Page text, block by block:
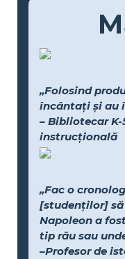
„Folosind
încântați și au
– Bibliotecar
instrucțională
„Fac o
[studenților]
Napoleon a
tip rău sau
–Profesor de